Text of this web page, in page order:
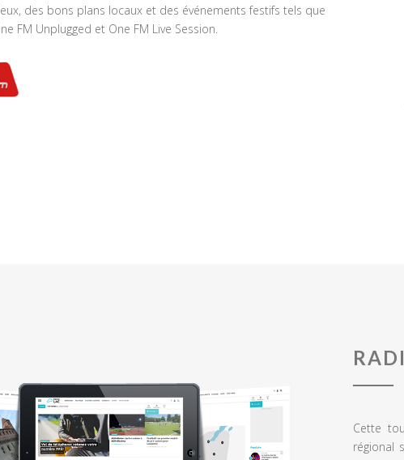
des bons plans locaux et des événements festifs tels que
FM Unplugged et One FM Live Session.
Cette
régional